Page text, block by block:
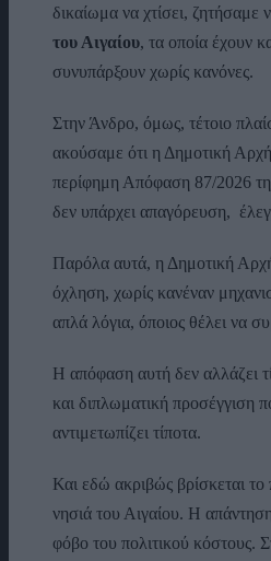
δικαίωμα να χτίσει, ζητήσαμε
του Αιγαίου, τα οποία έχουν
συνυπάρξουν χωρίς κανόνες.
Στην Άνδρο, όμως, τέτοιο
ακούσαμε ότι η Δημοτική
περίφημη Απόφαση 87/2026
δεν υπάρχει απαγόρευση,
Παρόλα αυτά, η Δημοτική
όχληση, χωρίς κανέναν
απλά λόγια, όποιος θέλει να
Η απόφαση αυτή δεν αλλάζει
και διπλωματική προσέγγιση
αντιμετωπίζει τίποτα.
Και εδώ ακριβώς βρίσκεται
νησιά του Αιγαίου. Η
φόβο του πολιτικού κόστους.